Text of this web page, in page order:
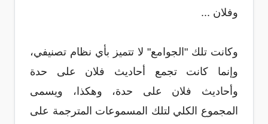
وفلان ...
وكانت تلك "الجوامع" لا تتميز بأي نظام تصنيفي،
وإنما كانت تجمع أحاديث فلان على حدة
وأحاديث فلان على حدة، وهكذا، ويسمى
المجموع الكلي لتلك المسموعات المترجمة على